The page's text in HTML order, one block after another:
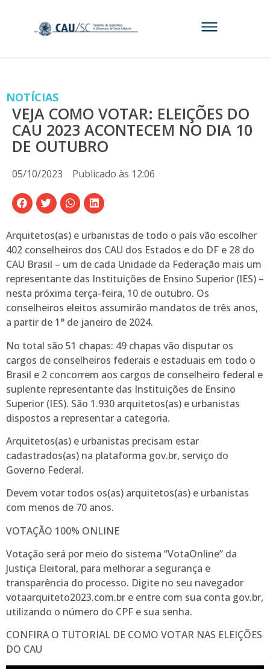
NOTÍCIAS
VEJA COMO VOTAR: ELEIÇÕES DO
CAU 2023 ACONTECEM NO DIA 10
DE OUTUBRO
05/10/2023 Publicado às 12:06
Arquitetos(as) e urbanistas de todo o país vão escolher
402 conselheiros dos CAU dos Estados e do DF e 28 do
CAU Brasil – um de cada Unidade da Federação mais um
representante das Instituições de Ensino Superior (IES) –
nesta próxima terça-feira, 10 de outubro. Os
conselheiros eleitos assumirão mandatos de três anos,
a partir de 1° de janeiro de 2024.
No total são 51 chapas: 49 chapas vão disputar os
cargos de conselheiros federais e estaduais em todo o
Brasil e 2 concorrem aos cargos de conselheiro federal e
suplente representante das Instituições de Ensino
Superior (IES). São 1.930 arquitetos(as) e urbanistas
dispostos a representar a categoria.
Arquitetos(as) e urbanistas precisam estar
cadastrados(as) na plataforma gov.br, serviço do
Governo Federal.
Devem votar todos os(as) arquitetos(as) e urbanistas
com menos de 70 anos.
VOTAÇÃO 100% ONLINE
Votação será por meio do sistema “VotaOnline” da
Justiça Eleitoral, para melhorar a segurança e
transparência do processo. Digite no seu navegador
votaarquiteto2023.com.br e entre com sua conta gov.br,
utilizando o número do CPF e sua senha.
CONFIRA O TUTORIAL DE COMO VOTAR NAS ELEIÇÕES
DO CAU